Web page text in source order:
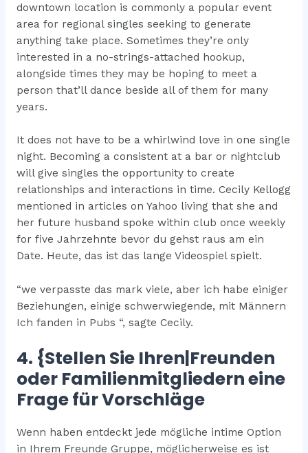
downtown location is commonly a popular event
area for regional singles seeking to generate
anything take place. Sometimes they’re only
interested in a no-strings-attached hookup,
alongside times they may be hoping to meet a
person that’ll dance beside all of them for many
years.
It does not have to be a whirlwind love in one single
night. Becoming a consistent at a bar or nightclub
will give singles the opportunity to create
relationships and interactions in time. Cecily Kellogg
mentioned in articles on Yahoo living that she and
her future husband spoke within club once weekly
for five Jahrzehnte bevor du gehst raus am ein
Date. Heute, das ist das lange Videospiel spielt.
“we verpasste das mark viele, aber ich habe einiger
Beziehungen, einige schwerwiegende, mit Männern
Ich fanden in Pubs “, sagte Cecily.
4. {Stellen Sie Ihren|Freunden
oder Familienmitgliedern eine
Frage für Vorschläge
Wenn haben entdeckt jede mögliche intime Option
in Ihrem Freunde Gruppe, möglicherweise es ist